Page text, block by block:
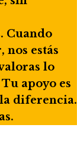
Cuando
nos estás
lo
apoyo es
diferencia.